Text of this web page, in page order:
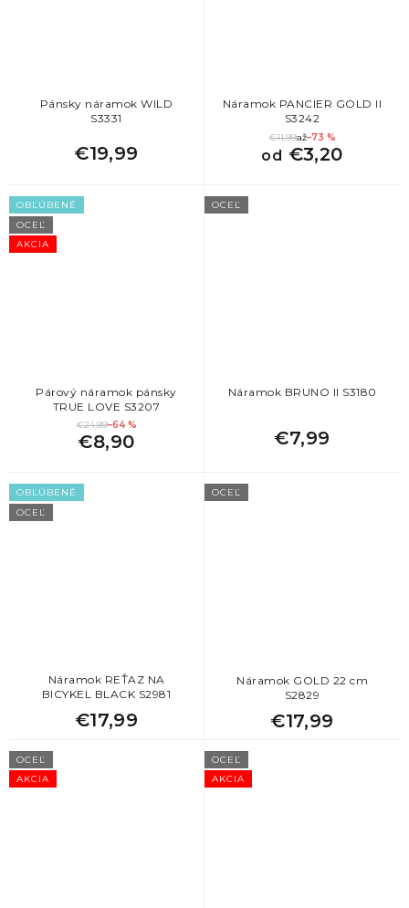
Pánsky náramok WILD
S3331
€19,99
Náramok PANCIER GOLD II
S3242
€11,99až–73 %
od €3,20
AKCIA
OBĽÚBENÉ
OCEĽ
Párový náramok pánsky
TRUE LOVE S3207
€24,99–64 %
€8,90
OCEĽ
Náramok BRUNO II S3180
€7,99
OBĽÚBENÉ
OCEĽ
Náramok REŤAZ NA
BICYKEL BLACK S2981
€17,99
OCEĽ
Náramok GOLD 22 cm
S2829
€17,99
AKCIA
OCEĽ
AKCIA
OCEĽ